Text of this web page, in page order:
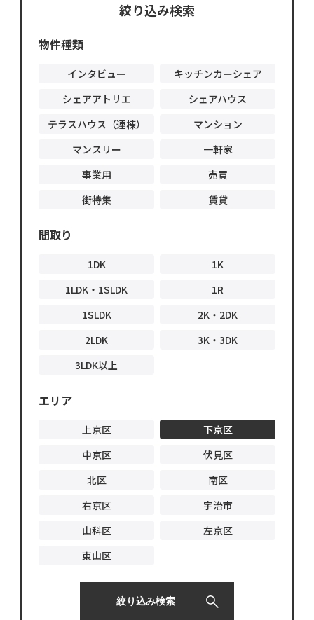
ー・管
絞り込み検索
物件種類
インタビュー
キッチンカーシェア
シェアアトリエ
シェアハウス
テラスハウス（連棟）
マンション
マンスリー
一軒家
事業用
売買
街特集
賃貸
間取り
1DK
1K
1LDK・1SLDK
1R
1SLDK
2K・2DK
2LDK
3K・3DK
3LDK以上
エリア
上京区
下京区
中京区
伏見区
北区
南区
右京区
宇治市
山科区
左京区
東山区
絞り込み検索